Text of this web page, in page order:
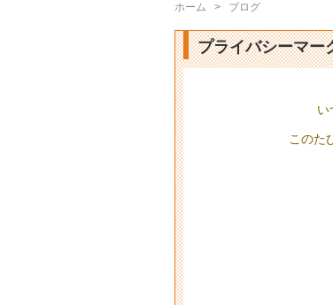
ホーム > ブログ
プライバシーマー
い
このた